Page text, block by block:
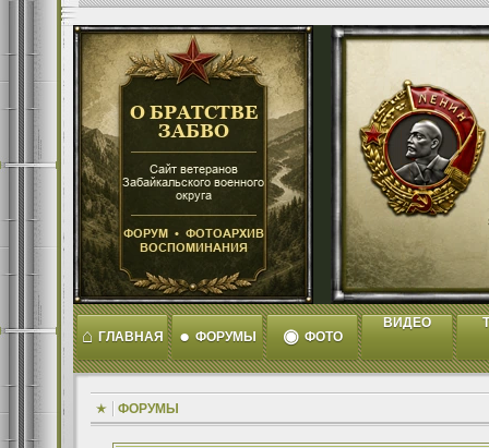
⌂ ГЛАВНАЯ ● ФОРУМЫ ◉ ФОТО
ВИДЕО
ФОРУМЫ